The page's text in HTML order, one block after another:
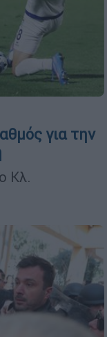
για την
Κλ.